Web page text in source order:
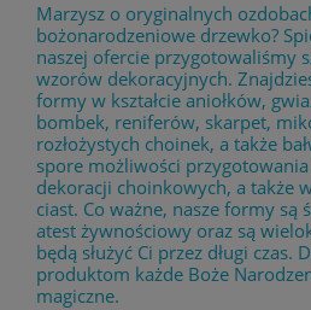
Marzysz o oryginalnych
bożonarodzeniowe drzewko?
naszej ofercie przygotowaliśmy
wzorów dekoracyjnych.
formy w kształcie aniołków,
bombek, reniferów, skarpet,
rozłożystych choinek, a także
spore możliwości
dekoracji choinkowych, a także
ciast. Co ważne, nasze formy są
atest żywnościowy oraz są
będą służyć Ci przez długi czas.
produktom każde Boże
magiczne.